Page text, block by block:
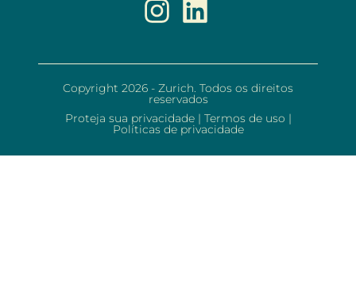
Copyright 2026 - Zurich. Todos os direitos
reservados
Proteja sua privacidade | Termos de uso |
Políticas de privacidade